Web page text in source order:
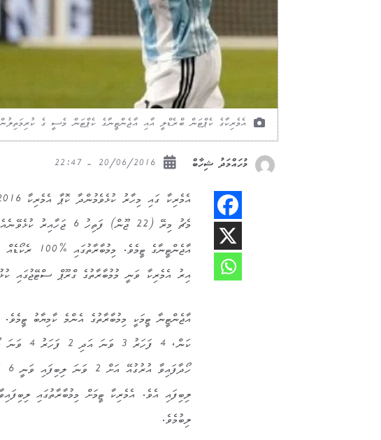
އެމެރިކާގެ ކެޕްޓަން ބްރެޑްލީ އާއި އާޖެންޓީނާގެ ކެޕްޓަން މެސީ ގެ ކުރިމަތިލުން މިރޭ (22 ޖޫން)
މުހައްމަދު ޝިހާބް
މެޗު މިރޭ (22 ޖޫން)
އާޖެންޓީނާގެ
އިރު އެމެރިކާ ވަނީ މުމުބާރާތުގެ ގްރޫޕް ސްޓޭޖުގައި
ލިބުމެވެ.